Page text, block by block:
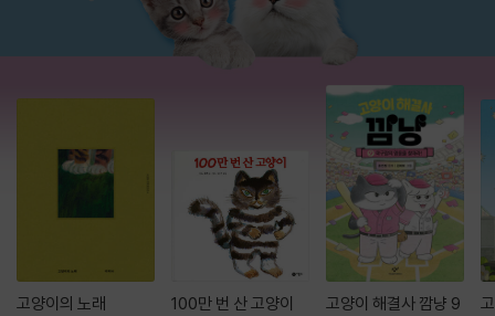
고양이의 노래 100만 번 산 고양이 고양이 해결사 깜냥 9